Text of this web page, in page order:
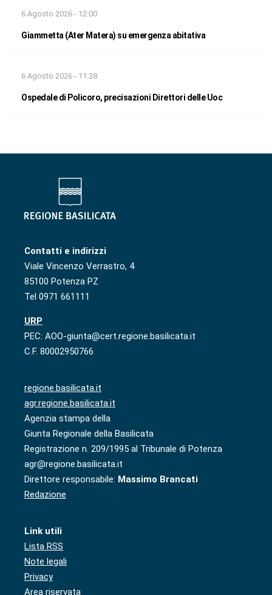
6 Agosto 2026 - 12:00
Giammetta (Ater Matera) su emergenza abitativa
6 Agosto 2026 - 11:28
Ospedale di Policoro, precisazioni Direttori delle Uoc
Contatti e indirizzi
Viale Vincenzo Verrastro, 4
85100 Potenza PZ
Tel 0971 661111
URP
PEC: AOO-giunta@cert.regione.basilicata.it
C.F. 80002950766
regione.basilicata.it
agr.regione.basilicata.it
Agenzia stampa della
Giunta Regionale della Basilicata
Registrazione n. 209/1995 al Tribunale di Potenza
agr@regione.basilicata.it
Direttore responsabile: Massimo Brancati
Redazione
Link utili
Lista RSS
Note legali
Privacy
Area riservata